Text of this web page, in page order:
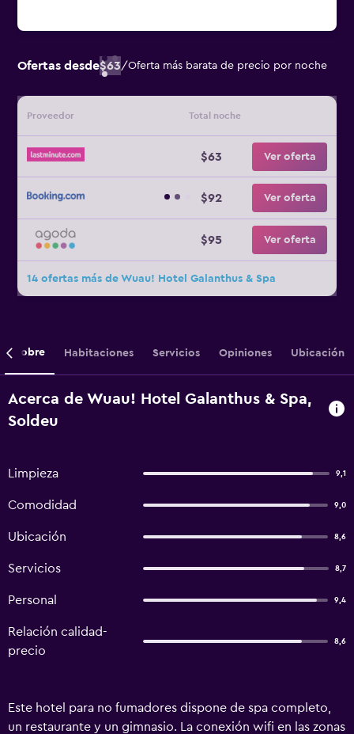
Ofertas desde$63/Oferta más barata de precio por noche
Proveedor Total noche
$63 Ver oferta
$92 Ver oferta
$95 Ver oferta
14 ofertas más de Wuau! Hotel Galanthus & Spa
Sobre Habitaciones Servicios Opiniones Ubicación
Acerca de Wuau! Hotel Galanthus & Spa,
Soldeu
Limpieza 9,1
Comodidad 9,0
Ubicación 8,6
Servicios 8,7
Personal 9,4
Relación calidad-
precio
8,6
Este hotel para no fumadores dispone de spa completo,
un restaurante y un gimnasio. La conexión wifi en las zonas